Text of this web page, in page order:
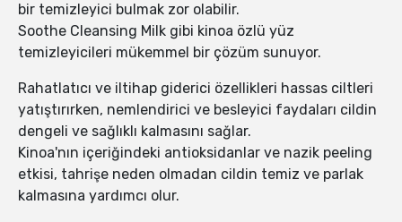
bir temizleyici bulmak zor olabilir.
Soothe Cleansing Milk gibi kinoa özlü yüz
temizleyicileri mükemmel bir çözüm sunuyor.
Rahatlatıcı ve iltihap giderici özellikleri hassas ciltleri
yatıştırırken, nemlendirici ve besleyici faydaları cildin
dengeli ve sağlıklı kalmasını sağlar.
Kinoa'nın içeriğindeki antioksidanlar ve nazik peeling
etkisi, tahrişe neden olmadan cildin temiz ve parlak
kalmasına yardımcı olur.